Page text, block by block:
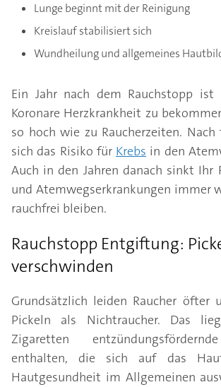
Lunge beginnt mit der Reinigung
Kreislauf stabilisiert sich
Wundheilung und allgemeines
Ein Jahr nach dem Rauchstopp ist
Koronare Herzkrankheit zu
so hoch wie zu Raucherzeiten.
sich das Risiko für Krebs in den
Auch in den Jahren danach sinkt Ihr
und Atemwegserkrankungen immer
rauchfrei bleiben.
Rauchstopp Entgiftung:
verschwinden
Grundsätzlich leiden Raucher öfter
Pickeln als Nichtraucher. Das
Zigaretten
enthalten, die sich auf das
Hautgesundheit im Allgemeinen